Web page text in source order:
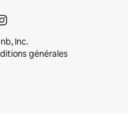
Inc.
générales